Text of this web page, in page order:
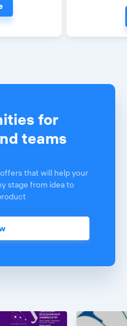
for
teams
that will help your
stage from idea to